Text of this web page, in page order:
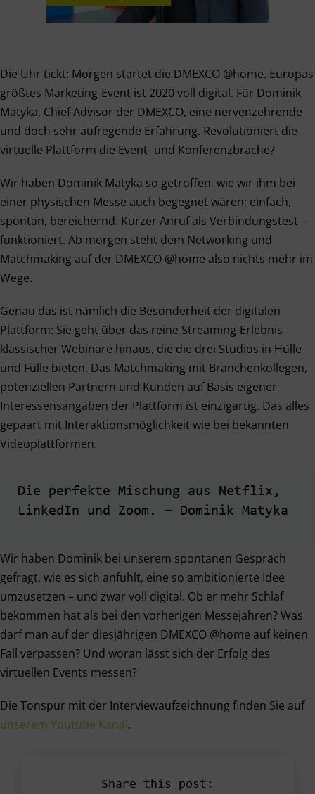
Die Uhr tickt: Morgen startet die DMEXCO @home. Europas
größtes Marketing-Event ist 2020 voll digital. Für Dominik
Matyka, Chief Advisor der DMEXCO, eine nervenzehrende
und doch sehr aufregende Erfahrung. Revolutioniert die
virtuelle Plattform die Event- und Konferenzbrache?
Wir haben Dominik Matyka so getroffen, wie wir ihm bei
einer physischen Messe auch begegnet wären: einfach,
spontan, bereichernd. Kurzer Anruf als Verbindungstest –
funktioniert. Ab morgen steht dem Networking und
Matchmaking auf der DMEXCO @home also nichts mehr im
Wege.
Genau das ist nämlich die Besonderheit der digitalen
Plattform: Sie geht über das reine Streaming-Erlebnis
klassischer Webinare hinaus, die die drei Studios in Hülle
und Fülle bieten. Das Matchmaking mit Branchenkollegen,
potenziellen Partnern und Kunden auf Basis eigener
Interessensangaben der Plattform ist einzigartig. Das alles
gepaart mit Interaktionsmöglichkeit wie bei bekannten
Videoplattformen.
Die perfekte Mischung aus Netflix,
LinkedIn und Zoom. – Dominik Matyka
Wir haben Dominik bei unserem spontanen Gespräch
gefragt, wie es sich anfühlt, eine so ambitionierte Idee
umzusetzen – und zwar voll digital. Ob er mehr Schlaf
bekommen hat als bei den vorherigen Messejahren? Was
darf man auf der diesjährigen DMEXCO @home auf keinen
Fall verpassen? Und woran lässt sich der Erfolg des
virtuellen Events messen?
Die Tonspur mit der Interviewaufzeichnung finden Sie auf
unserem Youtube Kanal.
Share this post: